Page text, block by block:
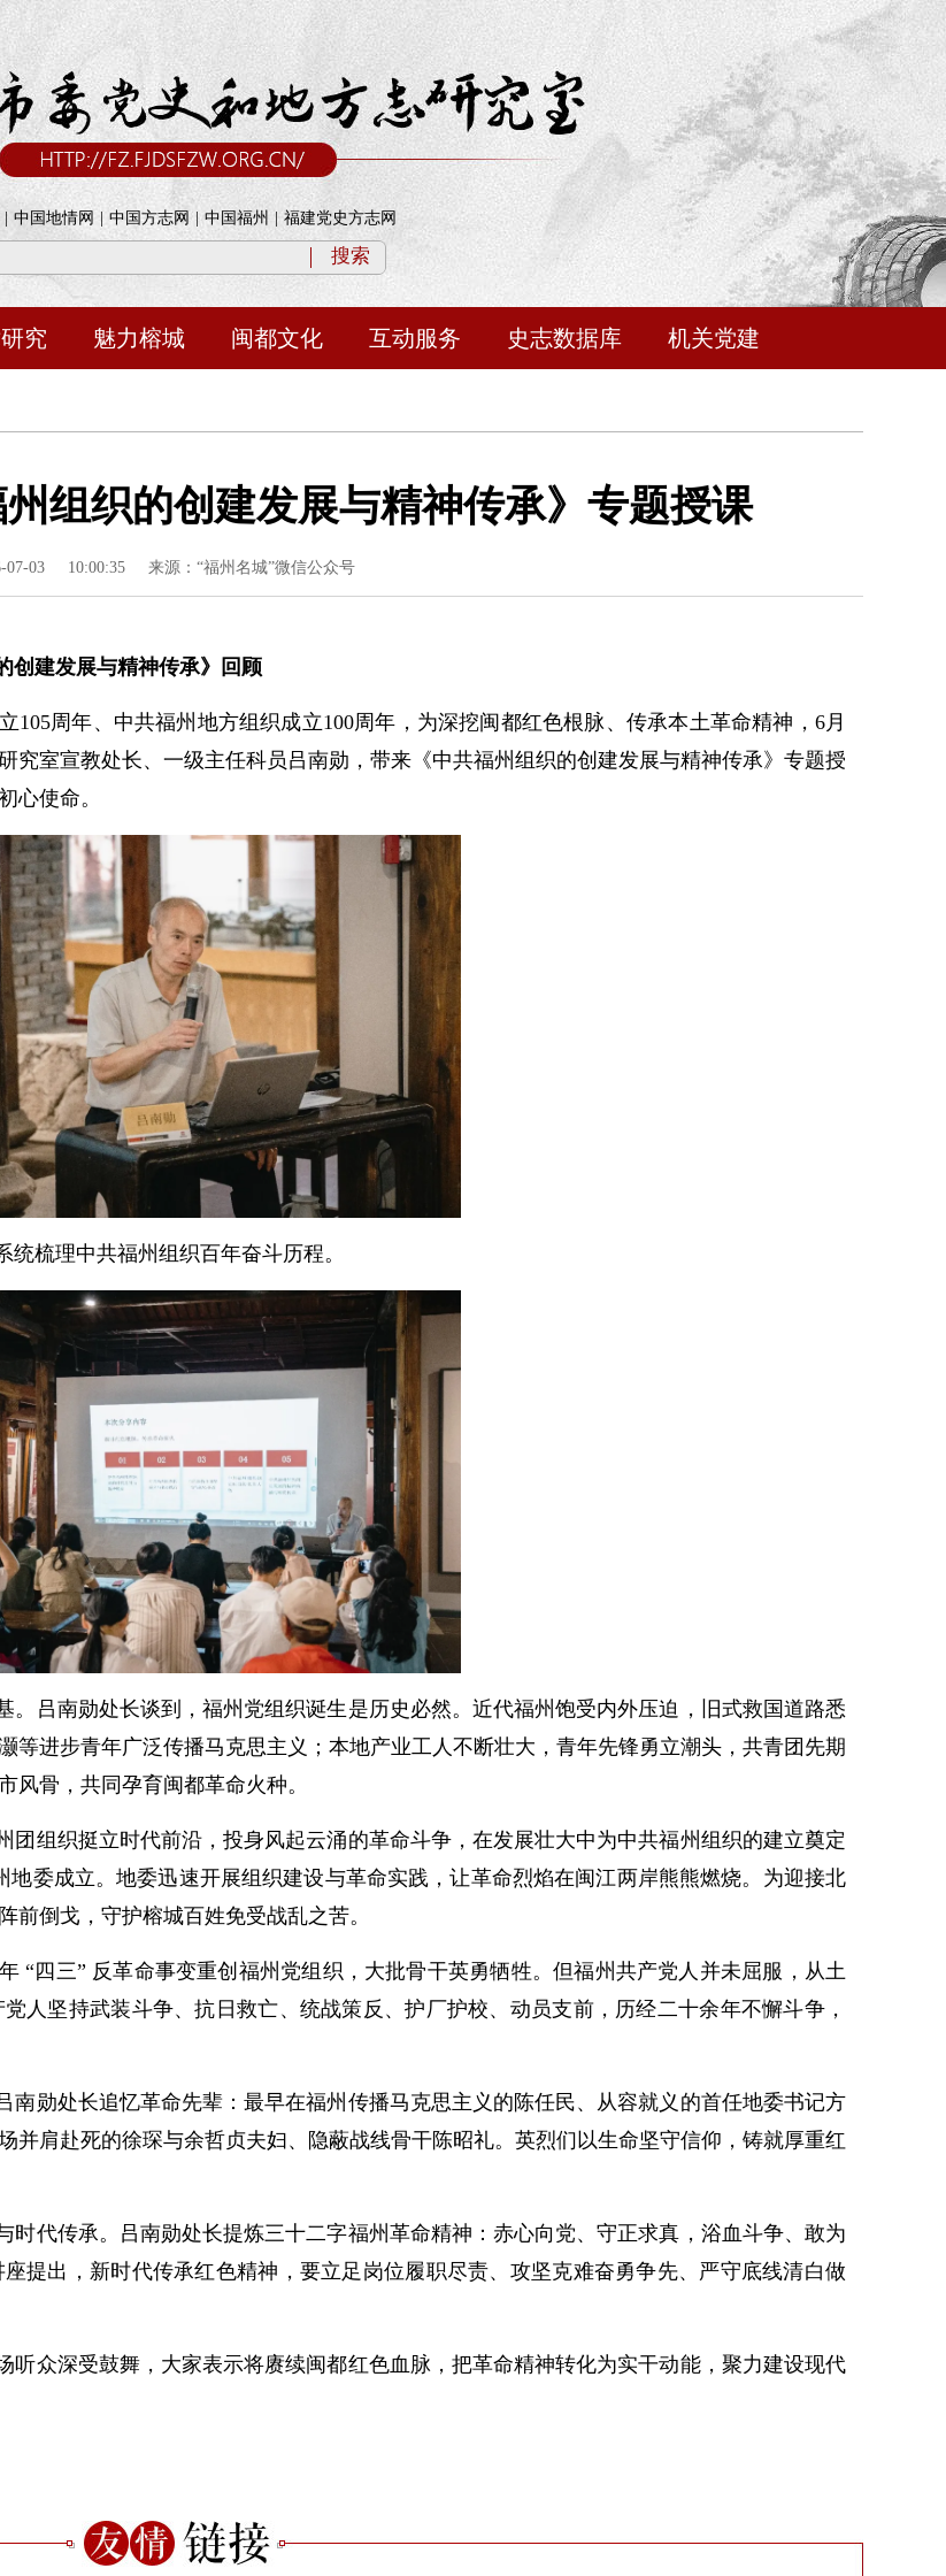
中国地情网 中国方志网 中国福州 福建党史方志网
搜索
究 魅力榕城 闽都文化 互动服务 史志数据库 机关党建
组织的创建发展与精神传承》专题授课
07-03 10:00:35 来源：“福州名城”微信公众号
创建发展与精神传承》回顾
周年、中共福州地方组织成立100周年，为深挖闽都红色根脉、传承本土革命精神，6月
究室宣教处长、一级主任科员吕南勋，带来《中共福州组织的创建发展与精神传承》专题授
心使命。
梳理中共福州组织百年奋斗历程。
吕南勋处长谈到，福州党组织诞生是历史必然。近代福州饱受内外压迫，旧式救国道路悉
等进步青年广泛传播马克思主义；本地产业工人不断壮大，青年先锋勇立潮头，共青团先期
风骨，共同孕育闽都革命火种。
组织挺立时代前沿，投身风起云涌的革命斗争，在发展壮大中为中共福州组织的建立奠定
委成立。地委迅速开展组织建设与革命实践，让革命烈焰在闽江两岸熊熊燃烧。为迎接北
倒戈，守护榕城百姓免受战乱之苦。
“四三” 反革命事变重创福州党组织，大批骨干英勇牺牲。但福州共产党人并未屈服，从土
人坚持武装斗争、抗日救亡、统战策反、护厂护校、动员支前，历经二十余年不懈斗争，
南勋处长追忆革命先辈：最早在福州传播马克思主义的陈任民、从容就义的首任地委书记方
并肩赴死的徐琛与余哲贞夫妇、隐蔽战线骨干陈昭礼。英烈们以生命坚守信仰，铸就厚重红
代传承。吕南勋处长提炼三十二字福州革命精神：赤心向党、守正求真，浴血斗争、敢为
提出，新时代传承红色精神，要立足岗位履职尽责、攻坚克难奋勇争先、严守底线清白做
听众深受鼓舞，大家表示将赓续闽都红色血脉，把革命精神转化为实干动能，聚力建设现代